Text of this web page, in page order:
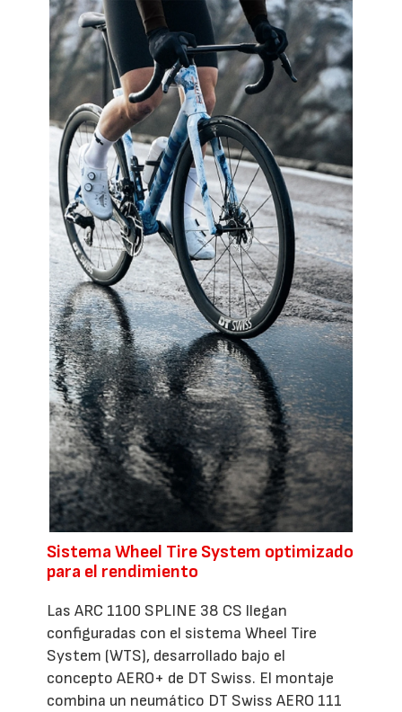
Sistema Wheel Tire System optimizado
para el rendimiento
Las ARC 1100 SPLINE 38 CS llegan
configuradas con el sistema Wheel Tire
System (WTS), desarrollado bajo el
concepto AERO+ de DT Swiss. El montaje
combina un neumático DT Swiss AERO 111